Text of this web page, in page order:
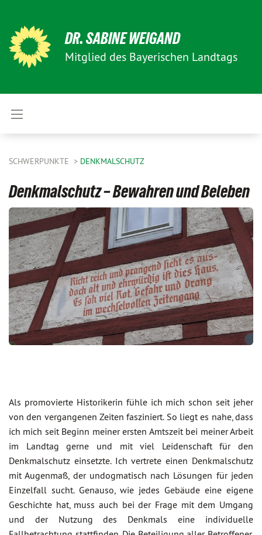
DR. SABINE WEIGAND
Mitglied des Bayerischen Landtags
SCHWERPUNKTE DENKMALSCHUTZ
Denkmalschutz – Bewahren und Beleben
Als promovierte Historikerin fühle ich mich schon seit jeher
von den vergangenen Zeiten fasziniert. So liegt es nahe, dass
ich mich seit Beginn meiner ersten Amtszeit bei meiner Arbeit
im Landtag gerne und mit viel Leidenschaft für den
Denkmalschutz einsetzte. Ich vertrete einen Denkmalschutz
mit Augenmaß, der undogmatisch nach Lösungen für jeden
Einzelfall sucht. Genauso, wie jedes Gebäude eine eigene
Geschichte hat, muss auch bei der Frage mit dem Umgang
und der Nutzung des Denkmals eine individuelle